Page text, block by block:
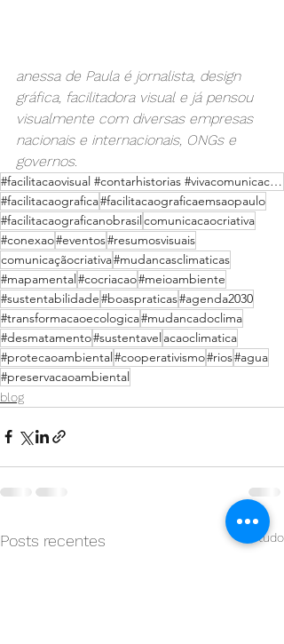
anessa de Paula é jornalista, design
gráfica, facilitadora visual e já pensou
visualmente com diversas empresas
nacionais e internacionais, ONGs e
governos.
#facilitacaovisual #contarhistorias #vivacomunicacaocriativa #comunicacaocriativa #painelvisual #ano
#facilitacaografica#facilitacaograficaemsaopaulo
#facilitacaograficanobrasilcomunicacaocriativa
#conexao#eventos#resumosvisuais
comunicaçãocriativa#mudancasclimaticas
#mapamental#cocriacao#meioambiente
#sustentabilidade#boaspraticas#agenda2030
#transformacaoecologica#mudancadoclima
#desmatamento#sustentavel acaoclimatica
#protecaoambiental#cooperativismo#rios#agua
#preservacaoambiental
blog
Posts recentes Ver tudo